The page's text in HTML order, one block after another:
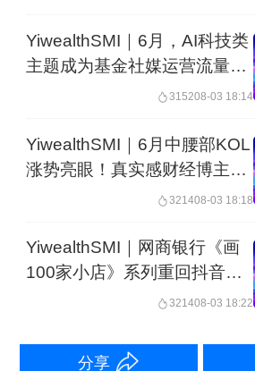
YiwealthSMI｜6月，AI科技类
主题成为基金社媒运营流量核
315208-03 18:14
YiwealthSMI｜6月中腰部KOL
涨势亮眼！真实感财经博主人
321408-03 18:18
YiwealthSMI｜网商银行《画
100家小店》系列重回抖音高
321408-03 18:22
分享